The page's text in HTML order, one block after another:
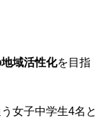
域活性化を目指
女子中学生4名と